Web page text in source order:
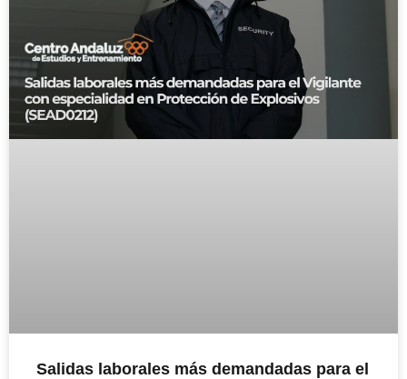
Salidas laborales más demandadas para el